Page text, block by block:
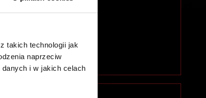
takich technologii jak
naprzeciw
i w jakich celach